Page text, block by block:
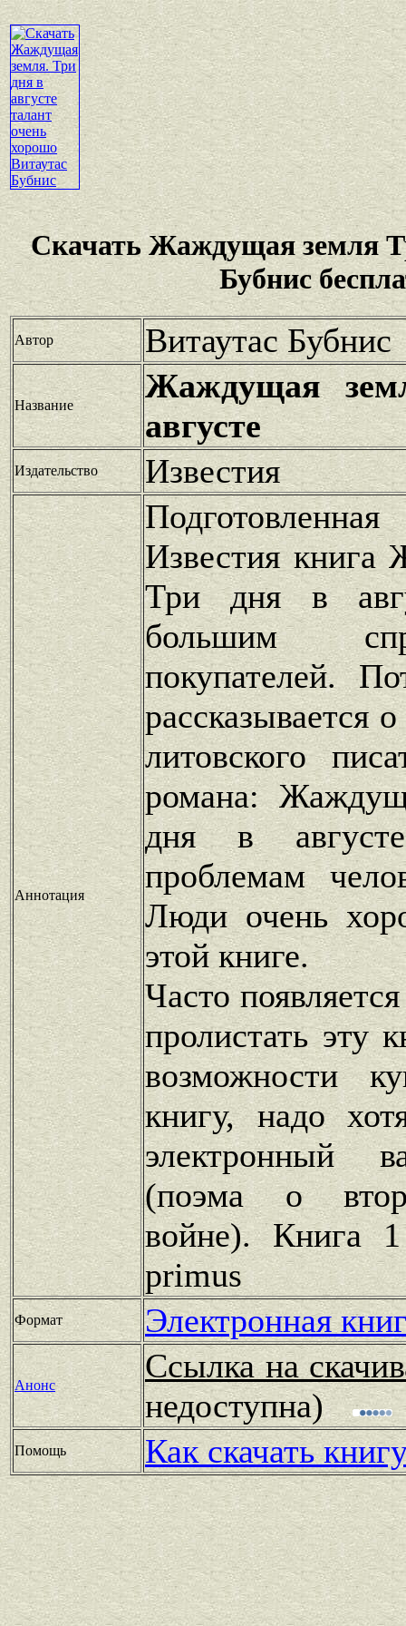
Скачать Жаждущая земля
Бубнис
Автор Витаутас Бубнис
Название
Жаждущая
августе
Издательство Известия
Аннотация
Известия книга
Три дня в
большим
покупателей.
рассказывается
литовского
романа:
дня в
проблемам
Люди очень
этой книге.
Часто
пролистать эту
возможности
книгу, надо
электронный
(поэма о
войне). Книга
primus
Формат Электронная
Анонс
Ссылка на
недоступна)
Помощь Как скачать